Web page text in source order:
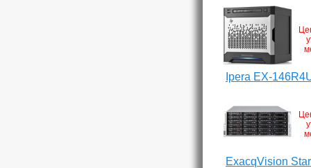
Ipera EX-
ExacqVision